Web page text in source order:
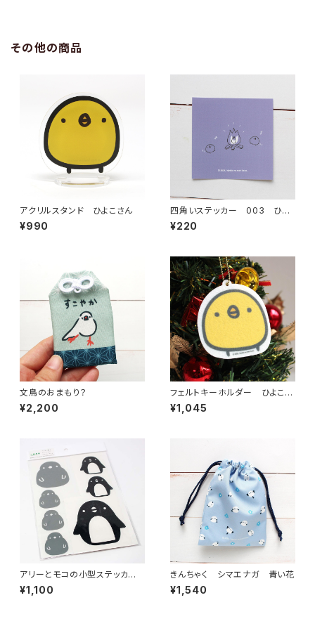
その他の商品
アクリルスタンド ひよこさん
¥990
四角いステッカー 003 ひよ
こさんキャンプ
¥220
文鳥のおまもり？
¥2,200
フェルトキーホルダー ひよこさ
ん
¥1,045
アリーとモコの小型ステッカー
セット
¥1,100
きんちゃく シマエナガ 青い花
¥1,540